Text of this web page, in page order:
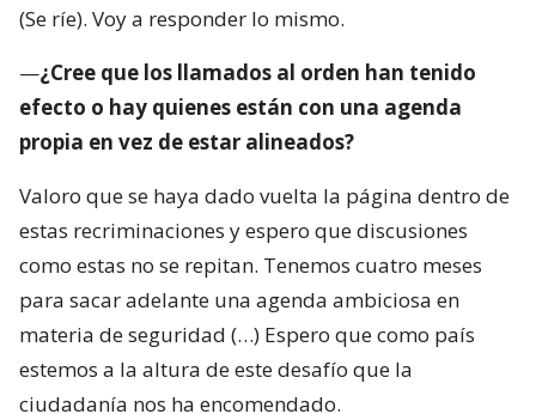
(Se ríe). Voy a responder lo mismo.
—¿Cree que los llamados al orden han tenido
efecto o hay quienes están con una agenda
propia en vez de estar alineados?
Valoro que se haya dado vuelta la página dentro de
estas recriminaciones y espero que discusiones
como estas no se repitan. Tenemos cuatro meses
para sacar adelante una agenda ambiciosa en
materia de seguridad (…) Espero que como país
estemos a la altura de este desafío que la
ciudadanía nos ha encomendado.